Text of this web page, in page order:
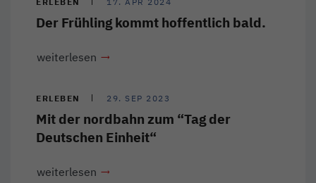
Der Frühling kommt hoffentlich bald.
weiterlesen
ERLEBEN 29. SEP 2023
Mit der nordbahn zum “Tag der
Deutschen Einheit“
weiterlesen